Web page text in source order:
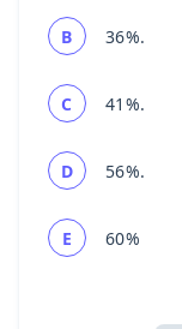
B 36%.
C 41%.
D 56%.
E 60%